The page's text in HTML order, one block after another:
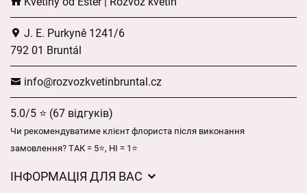
J. E. Purkyně 1241/6
792 01 Bruntál
info@rozvozkvetinbruntal.cz
5.0/5 ⭐ (67 відгуків)
Чи рекомендуватиме клієнт флориста після виконання
замовлення? ТАК = 5⭐, НІ = 1⭐
ІНФОРМАЦІЯ ДЛЯ ВАС